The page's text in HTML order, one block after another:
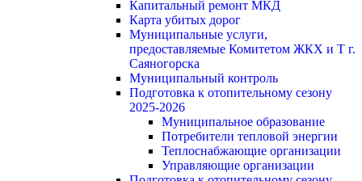
Капитальный ремонт МКД
Карта убитых дорог
Муниципальные услуги,
предоставляемые Комитетом ЖКХ и Т г.
Саяногорска
Муниципальный контроль
Подготовка к отопительному сезону
2025-2026
Муниципальное образование
Потребители тепловой энергии
Теплоснабжающие организации
Управляющие организации